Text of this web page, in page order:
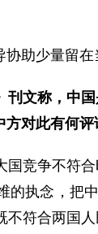
助少量留
文称，中
对此有何评
竞争不符
执念，把
符合两国